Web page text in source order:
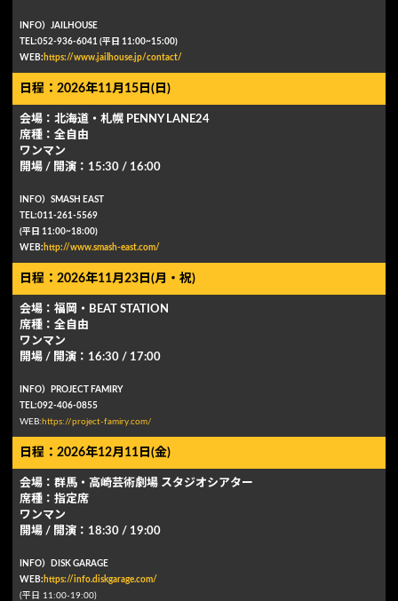
INFO）JAILHOUSE
TEL:052-936-6041 (平⽇ 11:00~15:00)
WEB: https://www.jailhouse.jp/contact/
日程：2026年11月15日(日)
会場：北海道・札幌 PENNY LANE24
席種：全自由
ワンマン
開場 / 開演：15:30 / 16:00
INFO）SMASH EAST
TEL:011-261-5569
(平日 11:00~18:00)
WEB: http://www.smash-east.com/
日程：2026年11月23日(月・祝)
会場：福岡・BEAT STATION
席種：全自由
ワンマン
開場 / 開演：16:30 / 17:00
INFO）PROJECT FAMIRY
TEL:092-406-0855
WEB: https://project-famiry.com/
日程：2026年12月11日(金)
会場：群⾺・⾼崎芸術劇場 スタジオシアター
席種：指定席
ワンマン
開場 / 開演：18:30 / 19:00
INFO）DISK GARAGE
WEB: https://info.diskgarage.com/
(平⽇ 11:00-19:00)